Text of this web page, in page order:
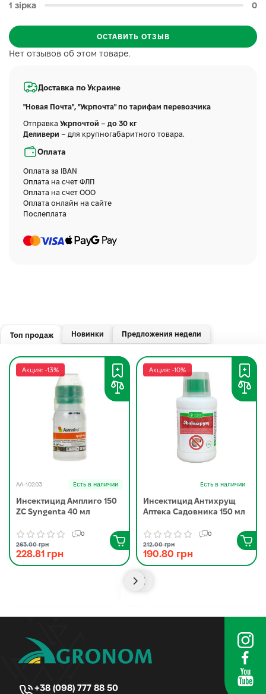
Нет отзывов об этом товаре.
1 зірка
0
ОСТАВИТЬ ОТЗЫВ
Доставка по Украине
"Новая Почта", "Укрпочта" по тарифам перевозчика
Отправка Укрпочтой – до 30 кг
Деливери – для крупногабаритного товара.
Оплата
Оплата за IBAN
Оплата на счет ФЛП
Оплата на счет ООО
Оплата онлайн на сайте
Послеплата
Топ продаж Новинки Предложения недели
Акция: -13%
AA-10203 Есть в наличии
Инсектицид Амплиго 150
ZC Syngenta 40 мл
0
263.00 грн
228.81 грн
Акция: -10%
Есть в наличии
Инсектицид Антихрущ
Аптека Садовника 150 мл
0
212.00 грн
190.80 грн
+38 (098) 777 88 50